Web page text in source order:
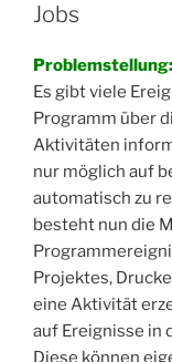
Jobs
Problemstellung:
Es gibt viele
Programm über
Aktivitäten
nur möglich auf
automatisch zu
besteht nun die
Projektes,
eine Aktivität
auf Ereignisse in
Diese können